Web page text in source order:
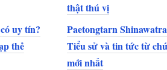
thật thú vị
uy tín?
thẻ
Paetongtarn
Tiểu sử và tin tức từ
mới nhất